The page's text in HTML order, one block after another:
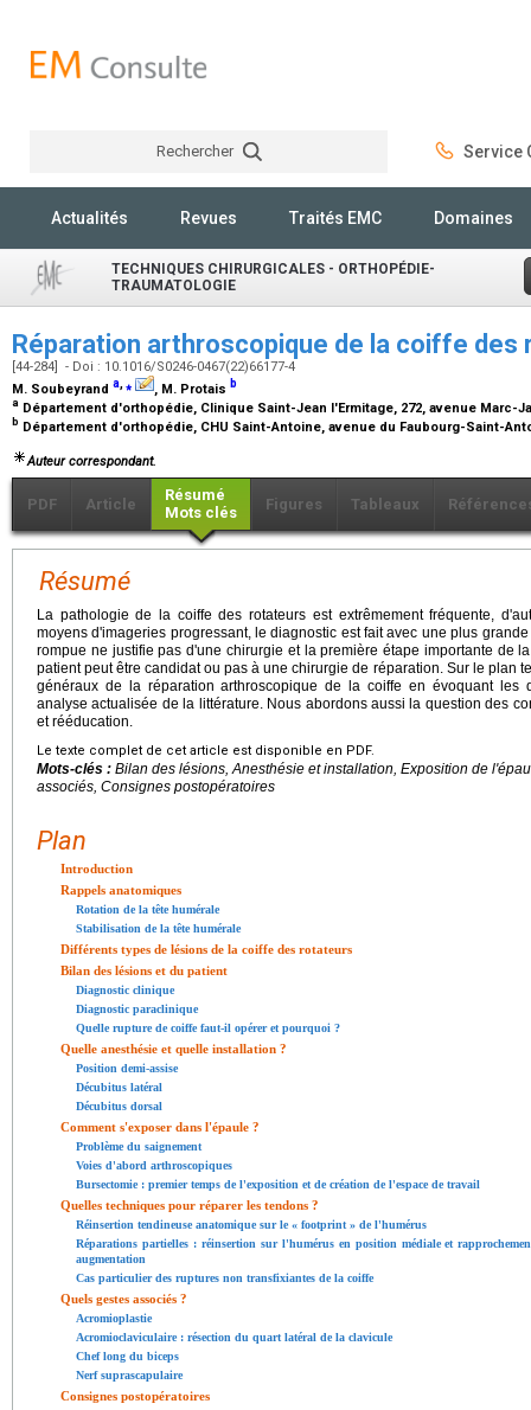
Rechercher Service
Actualités Revues Traités EMC Domaines
TECHNIQUES CHIRURGICALES - ORTHOPÉDIE-
TRAUMATOLOGIE
Réparation arthroscopique de la coiffe
[44-284] - Doi : 10.1016/S0246-0467(22)66177-4
M. Soubeyrand a,⁎ , M. Protais b
a Département d'orthopédie, Clinique Saint-Jean l'Ermitage, 272, avenue Marc-
b Département d'orthopédie, CHU Saint-Antoine, avenue du Faubourg-Saint-
Auteur correspondant.
PDF Article
Résumé
Mots clés
Figures Tableaux
Résumé
La pathologie de la coiffe des rotateurs est extrêmement fréquente,
moyens d'imageries progressant, le diagnostic est fait avec une plus
rompue ne justifie pas d'une chirurgie et la première étape importante de
patient peut être candidat ou pas à une chirurgie de réparation. Sur le plan
généraux de la réparation arthroscopique de la coiffe en évoquant les
analyse actualisée de la littérature. Nous abordons aussi la question des
et rééducation.
Le texte complet de cet article est disponible en PDF.
Mots-clés : Bilan des lésions, Anesthésie et installation, Exposition de
associés, Consignes postopératoires
Plan
Introduction
Rappels anatomiques
Rotation de la tête humérale
Stabilisation de la tête humérale
Différents types de lésions de la coiffe des rotateurs
Bilan des lésions et du patient
Diagnostic clinique
Diagnostic paraclinique
Quelle rupture de coiffe faut-il opérer et pourquoi ?
Quelle anesthésie et quelle installation ?
Position demi-assise
Décubitus latéral
Décubitus dorsal
Comment s'exposer dans l'épaule ?
Problème du saignement
Voies d'abord arthroscopiques
Bursectomie : premier temps de l'exposition et de création de l'espace de travail
Quelles techniques pour réparer les tendons ?
Réinsertion tendineuse anatomique sur le « footprint » de l'humérus
Réparations partielles : réinsertion sur l'humérus en position médiale et
augmentation
Cas particulier des ruptures non transfixiantes de la coiffe
Quels gestes associés ?
Acromioplastie
Acromioclaviculaire : résection du quart latéral de la clavicule
Chef long du biceps
Nerf suprascapulaire
Consignes postopératoires